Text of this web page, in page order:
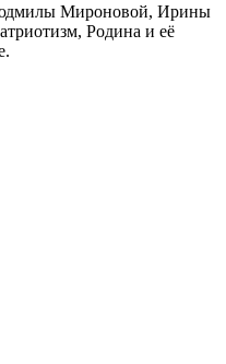
Людмилы Мироновой, Ирины
Родина и её